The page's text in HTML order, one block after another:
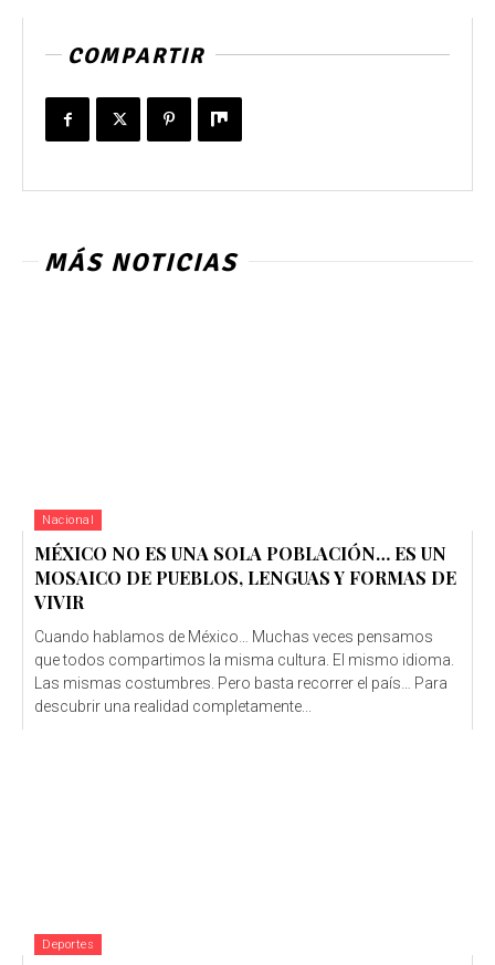
COMPARTIR
MÁS NOTICIAS
Nacional
MÉXICO NO ES UNA SOLA POBLACIÓN… ES UN
MOSAICO DE PUEBLOS, LENGUAS Y FORMAS DE
VIVIR
Cuando hablamos de México… Muchas veces pensamos
que todos compartimos la misma cultura. El mismo idioma.
Las mismas costumbres. Pero basta recorrer el país… Para
descubrir una realidad completamente...
Deportes